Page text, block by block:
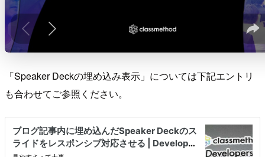
「Speaker Deckの埋め込み表示」については下記エントリ
も合わせてご参照ください。